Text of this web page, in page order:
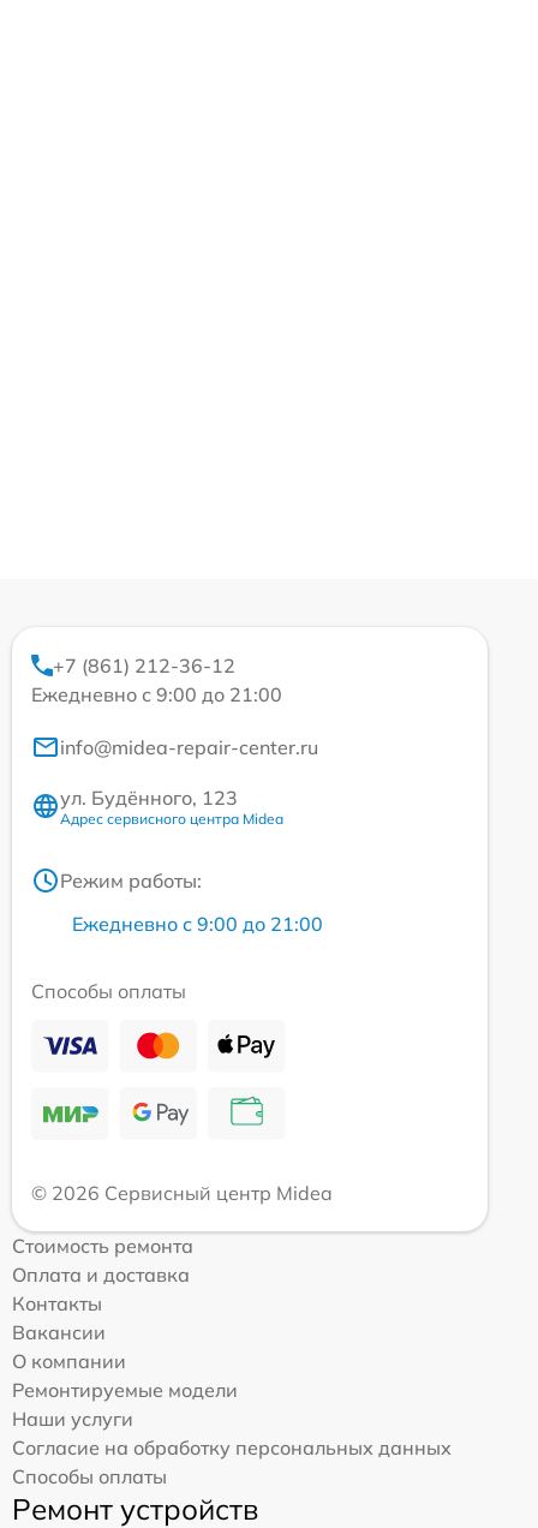
+7 (861) 212-36-12
Ежедневно с 9:00 до 21:00
info@midea-repair-center.ru
ул. Будённого, 123
Адрес сервисного центра Midea
Режим работы:
Ежедневно с 9:00 до 21:00
Способы оплаты
© 2026 Сервисный центр Midea
Стоимость ремонта
Оплата и доставка
Контакты
Вакансии
О компании
Ремонтируемые модели
Наши услуги
Согласие на обработку персональных данных
Способы оплаты
Ремонт устройств